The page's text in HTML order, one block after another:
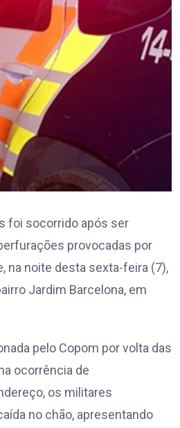
foi socorrido após ser
provocadas por
na noite desta sexta-feira (7),
Jardim Barcelona, em
pelo Copom por volta das
ocorrência de
os militares
no chão, apresentando